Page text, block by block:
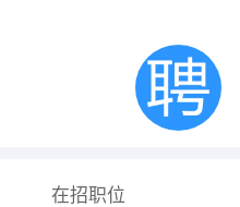
在招职位